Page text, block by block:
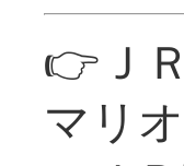
👉Ｊ
マリ